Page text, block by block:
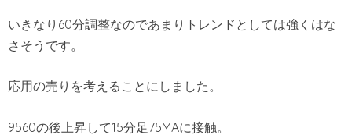
いきなり60分調整なのであまりトレンドとしては強くはな
さそうです。
応用の売りを考えることにしました。
9560の後上昇して15分足75MAに接触。